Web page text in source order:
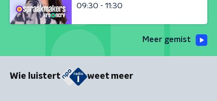
09:30 - 11:30
Meer gemist
Wie luistert weet meer